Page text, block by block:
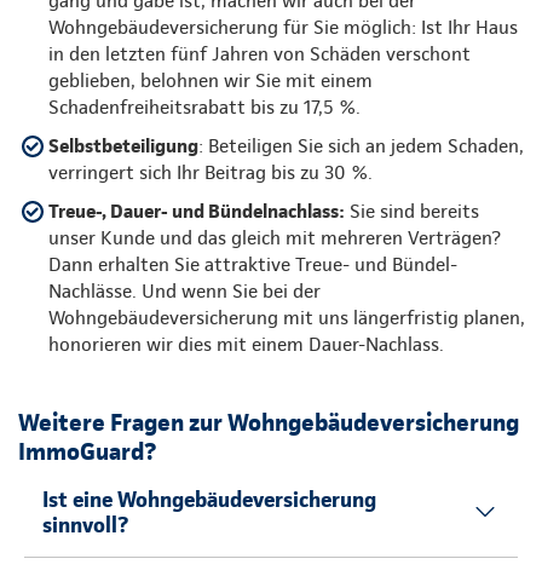
Wohngebäudeversicherung für Sie möglich: Ist Ihr Haus
in den letzten fünf Jahren von Schäden verschont
geblieben, belohnen wir Sie mit einem
Schadenfreiheitsrabatt bis zu 17,5 %.
Selbstbeteiligung: Beteiligen Sie sich an jedem Schaden,
verringert sich Ihr Beitrag bis zu 30 %.
Treue-, Dauer- und Bündelnachlass: Sie sind bereits
unser Kunde und das gleich mit mehreren Verträgen?
Dann erhalten Sie attraktive Treue- und Bündel-
Nachlässe. Und wenn Sie bei der
Wohngebäudeversicherung mit uns längerfristig planen,
honorieren wir dies mit einem Dauer-Nachlass.
Weitere Fragen zur Wohngebäudeversicherung
ImmoGuard?
Ist eine Wohngebäudeversicherung
sinnvoll?